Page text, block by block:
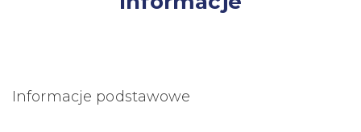
Informacje podstawowe